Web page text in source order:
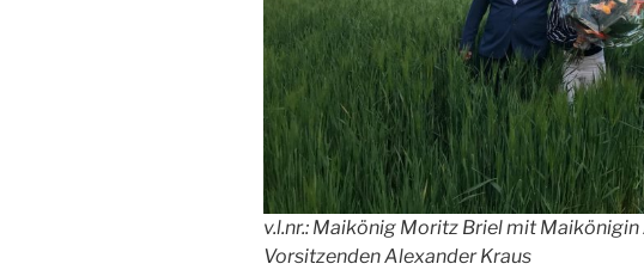
v.l.nr.: Maikönig Moritz Briel mit Maikönigin
Vorsitzenden Alexander Kraus